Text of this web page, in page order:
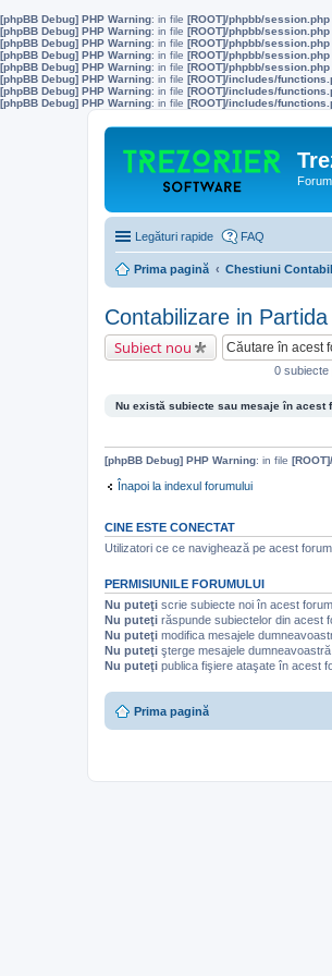
[phpBB Debug] PHP Warning: in file [ROOT]/phpbb/session.php
[phpBB Debug] PHP Warning: in file [ROOT]/phpbb/session.php
[phpBB Debug] PHP Warning: in file [ROOT]/phpbb/session.php
[phpBB Debug] PHP Warning: in file [ROOT]/phpbb/session.php
[phpBB Debug] PHP Warning: in file [ROOT]/phpbb/session.php
[phpBB Debug] PHP Warning: in file [ROOT]/includes/
[phpBB Debug] PHP Warning: in file [ROOT]/includes/
[phpBB Debug] PHP Warning: in file [ROOT]/includes/
Legături rapide FAQ
Prima pagină Chestiuni
Contabilizare in
Subiect nou
0 subiecte
Nu există subiecte sau mesaje în acest
[phpBB Debug] PHP Warning: in file
Înapoi la indexul forumului
CINE ESTE CONECTAT
Utilizatori ce ce navighează pe acest
PERMISIUNILE FORUMULUI
Nu puteţi scrie subiecte noi în acest forum
Nu puteţi răspunde subiectelor din acest
Nu puteţi modifica mesajele
Nu puteţi şterge mesajele
Nu puteţi publica fişiere ataşate în acest
Prima pagină